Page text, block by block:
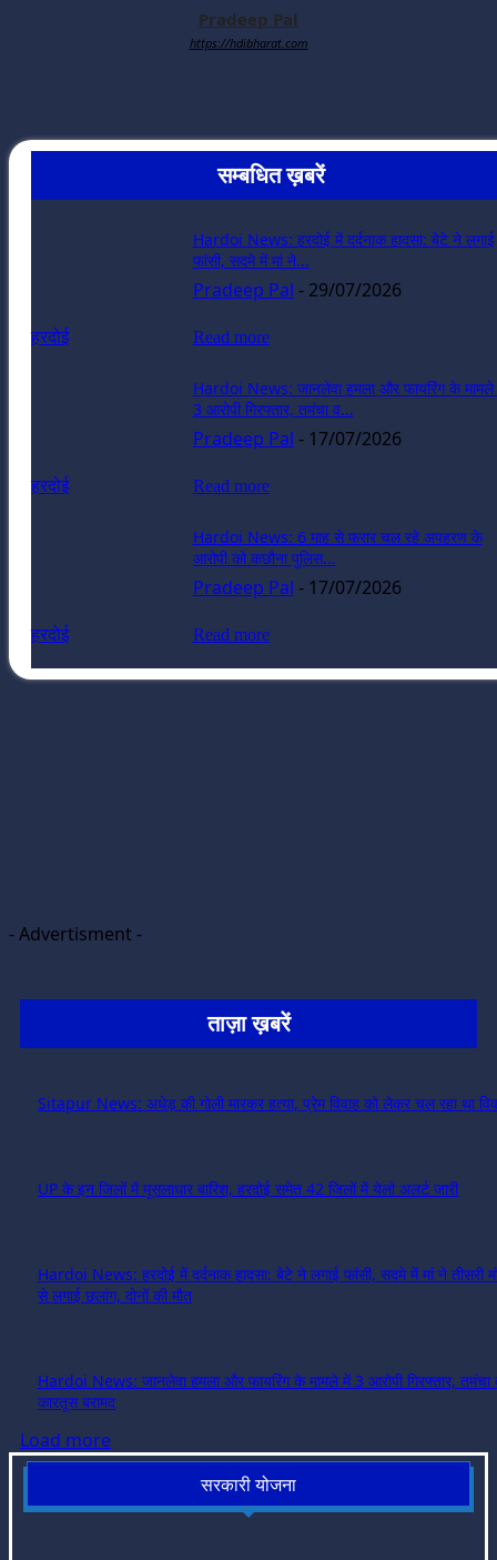
Pradeep Pal
https://hdibharat.com
सम्बधित ख़बरें
हरदोई
Hardoi News: हरदोई में दर्दनाक हादसा: बेटे ने लगाई
फांसी, सदमे में मां ने...
Pradeep Pal - 29/07/2026
Read more
हरदोई
Hardoi News: जानलेवा हमला और फायरिंग के मामले
3 आरोपी गिरफ्तार, तमंचा व...
Pradeep Pal - 17/07/2026
Read more
हरदोई
Hardoi News: 6 माह से फरार चल रहे अपहरण के
आरोपी को कछौना पुलिस...
Pradeep Pal - 17/07/2026
Read more
- Advertisment -
ताज़ा ख़बरें
Sitapur News: अधेड़ की गोली मारकर हत्या, प्रेम विवाह को लेकर चल रहा था
UP के इन जिलों में मूसलाधार बारिश, हरदोई समेत 42 जिलों में येलो अलर्ट जारी
Hardoi News: हरदोई में दर्दनाक हादसा: बेटे ने लगाई फांसी, सदमे में मां ने तीसरी
से लगाई छलांग, दोनों की मौत
Hardoi News: जानलेवा हमला और फायरिंग के मामले में 3 आरोपी गिरफ्तार, तमंचा
कारतूस बरामद
Load more
सरकारी योजना